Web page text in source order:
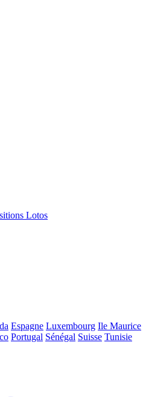
Lotos
Espagne Luxembourg Ile Maurice
Portugal Sénégal Suisse Tunisie